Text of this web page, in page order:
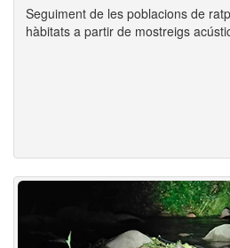
Seguiment de les poblacions de
hàbitats a partir de mostreigs